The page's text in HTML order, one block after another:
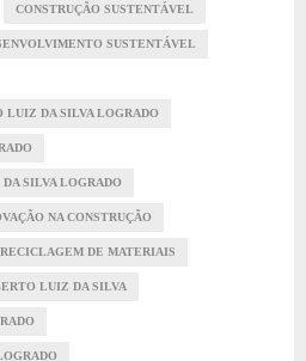
CONSTRUÇÃO SUSTENTÁVEL
SUSTENTÁVEL
LUIZ DA SILVA LOGRADO
SILVA LOGRADO
NA CONSTRUÇÃO
RECICLAGEM DE MATERIAIS
LUIZ DA SILVA